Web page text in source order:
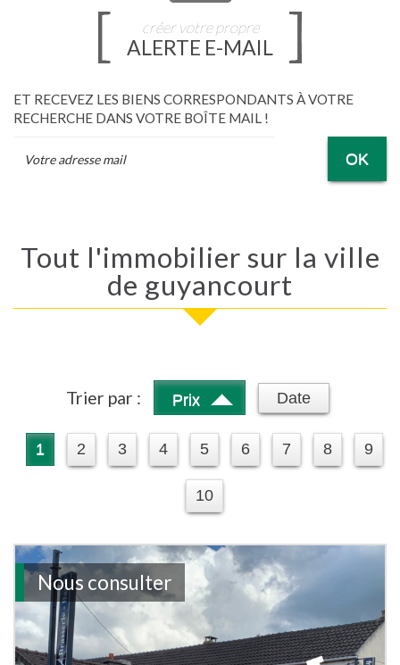
créer votre propre
ALERTE E-MAIL
ET RECEVEZ LES BIENS CORRESPONDANTS À VOTRE
RECHERCHE DANS VOTRE BOÎTE MAIL !
OK
Tout l'immobilier sur la ville
de guyancourt
Trier par : Prix Date
1 2 3 4 5 6 7 8 9
10
Nous consulter